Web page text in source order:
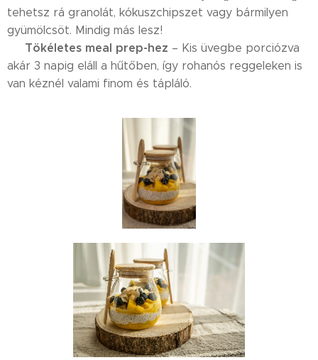
tehetsz rá granolát, kókuszchipszet vagy bármilyen
gyümölcsöt. Mindig más lesz!
Tökéletes meal prep-hez – Kis üvegbe porciózva
akár 3 napig eláll a hűtőben, így rohanós reggeleken is
van kéznél valami finom és tápláló.